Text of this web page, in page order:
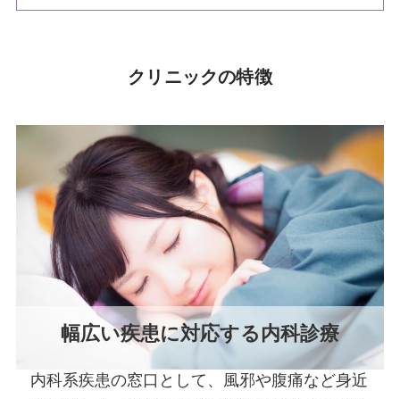
クリニックの特徴
幅広い疾患に対応する内科診療
内科系疾患の窓口として、風邪や腹痛など身近